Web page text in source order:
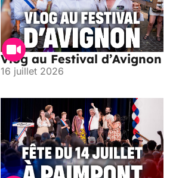
Vlog au Festival d’Avignon
16 juillet 2026